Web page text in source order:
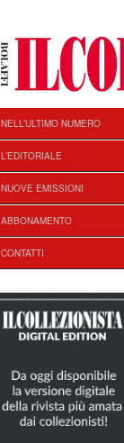
NELL’ULTIMO NUMERO
L’EDITORIALE
NUOVE EMISSIONI
ABBONAMENTO
CONTATTI